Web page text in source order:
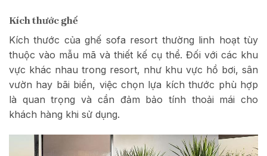
Kích thước ghế
Kích thước của ghế sofa resort thường linh hoạt tùy
thuộc vào mẫu mã và thiết kế cụ thể. Đối với các khu
vực khác nhau trong resort, như khu vực hồ bơi, sân
vườn hay bãi biển, việc chọn lựa kích thước phù hợp
là quan trọng và cần đảm bảo tính thoải mái cho
khách hàng khi sử dụng.